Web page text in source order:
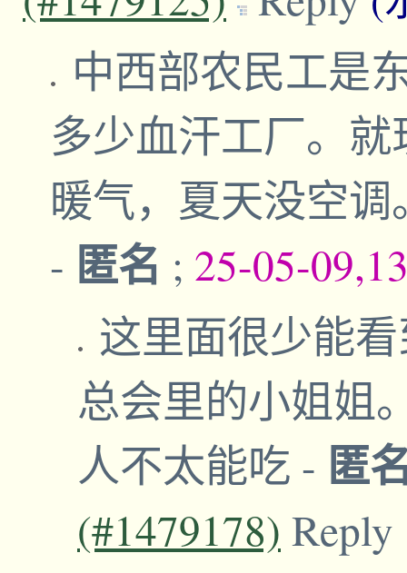
中西部农民工是
多少血汗工厂。
暖气，夏天没空
- 匿名 ; 25-05-
这里面很少能
总会里的小姐姐
人不太能吃 - 匿
(#1479178) Reply